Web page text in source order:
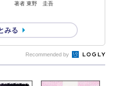
著者 東野 圭吾
みる
Recommended by